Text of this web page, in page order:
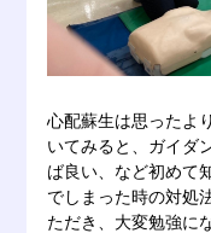
心配蘇生は思ったよ
いてみると、ガイダ
ば良い、など初めて
でしまった時の対処
ただき、大変勉強に